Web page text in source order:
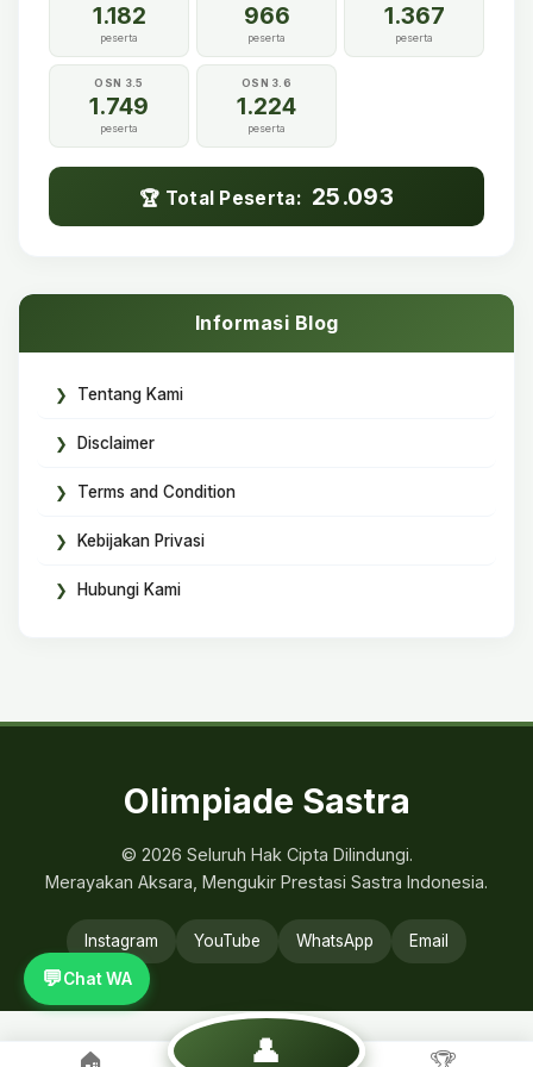
1.182
peserta
966
peserta
1.367
peserta
OSN 3.5
1.749
peserta
OSN 3.6
1.224
peserta
🏆 Total Peserta: 25.093
Informasi Blog
Tentang Kami
Disclaimer
Terms and Condition
Kebijakan Privasi
Hubungi Kami
Olimpiade Sastra
© 2026 Seluruh Hak Cipta Dilindungi.
Merayakan Aksara, Mengukir Prestasi Sastra Indonesia.
Instagram YouTube WhatsApp Email
💬Chat WA
👤